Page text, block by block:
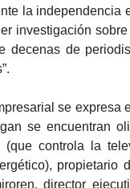
la independencia
investigación
decenas de
se expresa
se encuentran
controla la
propietario
director